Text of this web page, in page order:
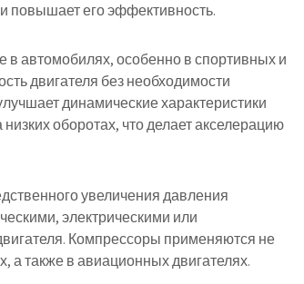
повышает его эффективность.
автомобилях, особенно в спортивных и
двигателя без необходимости
динамические характеристики
оборотах, что делает акселерацию
увеличения давления
электрическими или
Компрессоры применяются не
а также в авиационных двигателях.